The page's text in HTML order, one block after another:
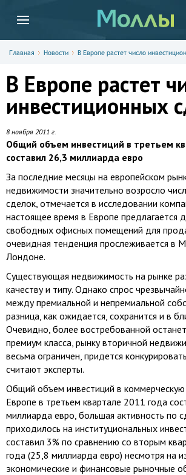
Главная Новости В Европе растет число
В Европе растет
инвестиционных
8 ноября 2011 г.
Общий объем инвестиций в третьем
составил 26,3 миллиарда евро
За последние месяцы на европейском
недвижимости значительно возросло
сделок, отмечается в исследовании
настоящее время в Европе предлагается
свободных офисных помещений для
очевидная тенденция прослеживается в
Лондоне.
Существующая недвижимость на рынке
качеству и типу. Однако спрос
между премиальной и непремиальной
разница, как ожидается, сохранится и в
Очевидно, более востребованной
премиум класса, рынку вторичной
весьма ограничен, придется
считают эксперты.
Общий объем инвестиций в
Европе в третьем квартале 2011 года
миллиарда евро, большая активность по
приходилось на институциональных
составил 3% по сравнению со вторым
года (25,8 миллиарда евро) несмотря на
экономические и финансовые рыночные